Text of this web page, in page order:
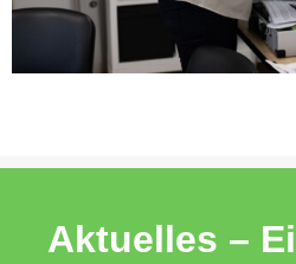
Aktuelles –